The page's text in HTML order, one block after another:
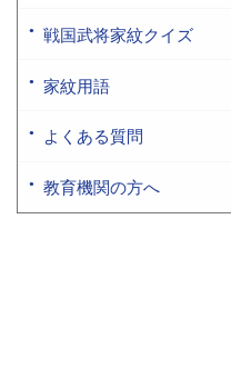
戦国武将家紋クイズ
家紋用語
よくある質問
教育機関の方へ